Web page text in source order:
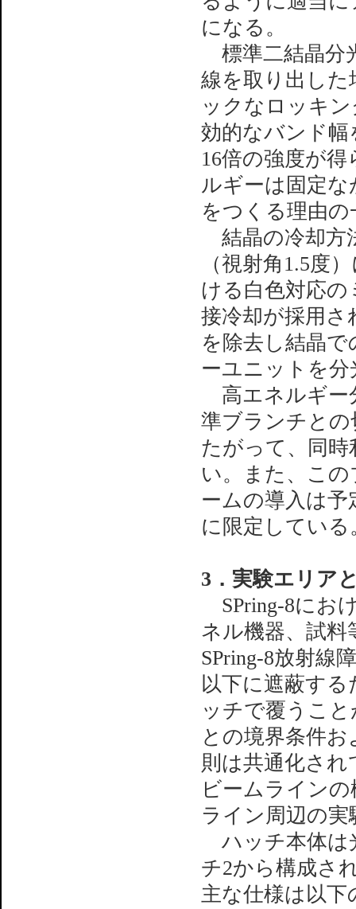
になる。
標準二結晶分
線を取り出し
ックなロッキ
効的なバンド幅
16倍の強度が
ルギーは固定
をつくる理由
結晶の冷却方
（視射角1.5度
ける白色対応
接冷却が採用
を除去し結晶
ーユニットを
高エネルギー
準ブランチと
たがって、同
い。また、こ
ームの導入は
に限定している
3．実験エリア
SPring-8にお
ネル機器、試
SPring-8放射線
以下に遮蔽す
ッチで覆うこ
との境界条件
則は共通化さ
ビームライン
ライン周辺の
ハッチ本体は
チ2から構成さ
主な仕様は以